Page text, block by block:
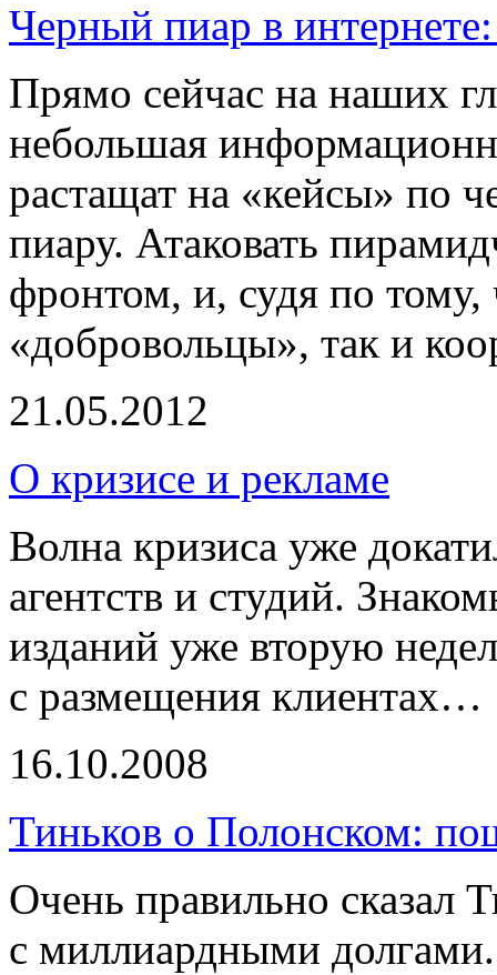
Черный пиар в
Прямо сейчас на наших
небольшая
растащат на «кейсы» по
пиару. Атаковать
фронтом, и, судя по тому,
«добровольцы», так и
21.05.2012
О кризисе и рекламе
Волна кризиса уже
агентств и студий.
изданий уже вторую
с размещения клиентах…
16.10.2008
Тиньков о Полонском:
Очень правильно сказал
с миллиардными